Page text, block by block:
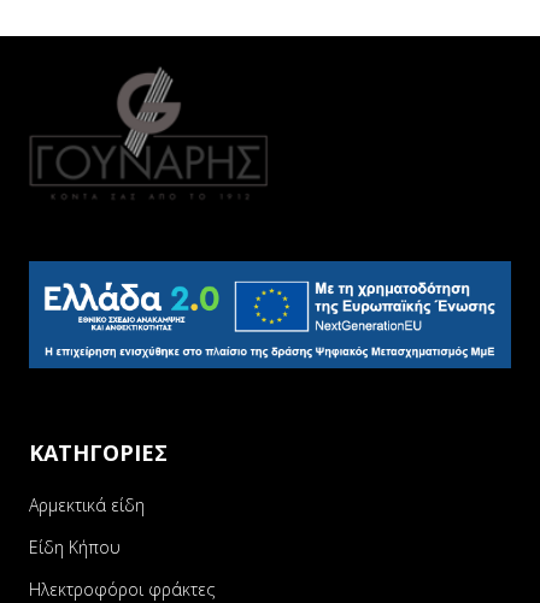
ΚΑΤΗΓΟΡΙΕΣ
Αρμεκτικά είδη
Είδη Κήπου
Ηλεκτροφόροι φράκτες